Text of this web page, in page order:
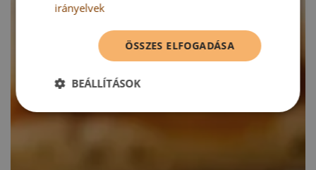
irányelvek
ÖSSZES ELFOGADÁSA
BEÁLLÍTÁSOK